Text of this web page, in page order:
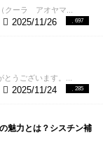
クーラ アオヤマ...
697
2025/11/26
うございます。...
285
2025/11/24
魅力とは？シスチン補